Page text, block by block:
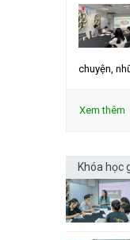
chuyện,
Xem thêm
Khóa học